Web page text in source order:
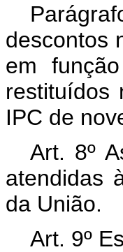
descontos
em
restituídos
IPC de
Art. 8º
atendidas
da União.
Art. 9º